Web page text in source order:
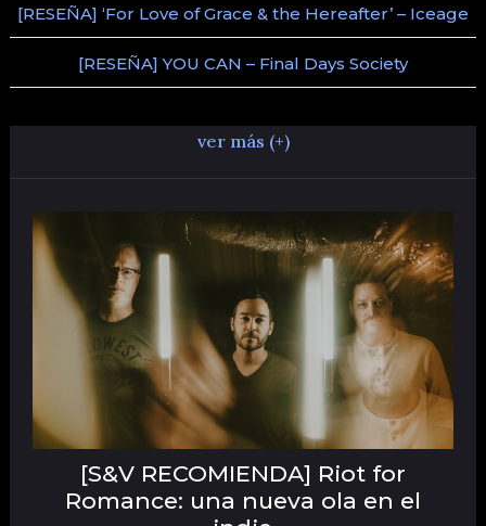
[RESEÑA] ‘For Love of Grace & the Hereafter’ – Iceage
[RESEÑA] YOU CAN – Final Days Society
ver más (+)
[S&V RECOMIENDA] Riot for
Romance: una nueva ola en el